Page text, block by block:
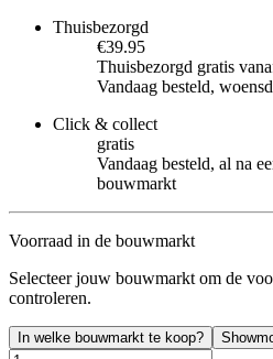
Thuisbezorgd
€39.95
Thuisbezorgd gratis
Vandaag besteld,
Click & collect
gratis
Vandaag besteld, al na
bouwmarkt
Voorraad in de bouwmarkt
Selecteer jouw bouwmarkt om de
controleren.
In welke bouwmarkt te koop?